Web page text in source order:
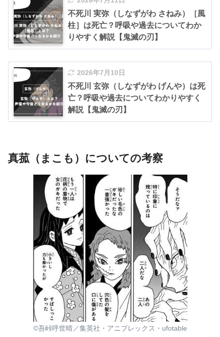
不死川 実弥（しなずがわ さねみ）［風
柱］は死亡？呼吸や過去についてわか
りやすく解説【鬼滅の刃】
2026年7月10日
不死川 玄弥（しなずがわ げんや）は死
亡？呼吸や過去についてわかりやすく
解説【鬼滅の刃】
真菰（まこも）についての考察
©吾峠呼世晴／集英社・アニプレックス・ufotable